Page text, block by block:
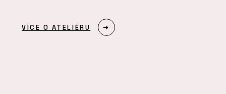
VÍCE O ATELIÉRU